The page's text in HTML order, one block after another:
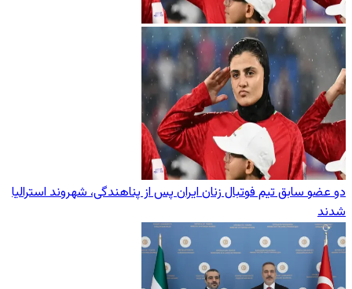
دو عضو سابق تیم فوتبال زنان ایران پس از پناهندگی، شهروند استرالیا
شدند